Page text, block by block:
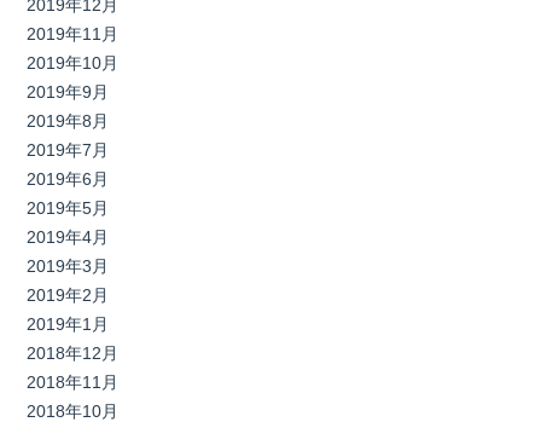
2019年12月
2019年11月
2019年10月
2019年9月
2019年8月
2019年7月
2019年6月
2019年5月
2019年4月
2019年3月
2019年2月
2019年1月
2018年12月
2018年11月
2018年10月